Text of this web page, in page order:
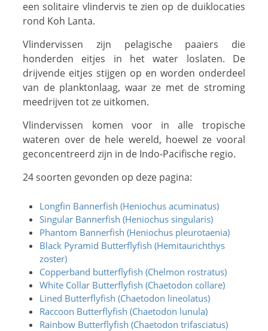
een solitaire vlindervis te zien op de duiklocaties
rond Koh Lanta.
Vlindervissen zijn pelagische paaiers die
honderden eitjes in het water loslaten. De
drijvende eitjes stijgen op en worden onderdeel
van de planktonlaag, waar ze met de stroming
meedrijven tot ze uitkomen.
Vlindervissen komen voor in alle tropische
wateren over de hele wereld, hoewel ze vooral
geconcentreerd zijn in de Indo-Pacifische regio.
24 soorten gevonden op deze pagina:
Longfin Bannerfish (Heniochus acuminatus)
Singular Bannerfish (Heniochus singularis)
Phantom Bannerfish (Heniochus pleurotaenia)
Black Pyramid Butterflyfish (Hemitaurichthys
zoster)
Copperband butterflyfish (Chelmon rostratus)
White Collar Butterflyfish (Chaetodon collare)
Lined Butterflyfish (Chaetodon lineolatus)
Raccoon Butterflyfish (Chaetodon lunula)
Rainbow Butterflyfish (Chaetodon trifasciatus)